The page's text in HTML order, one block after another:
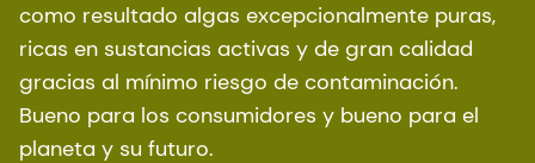
como resultado algas excepcionalmente puras,
ricas en sustancias activas y de gran calidad
gracias al mínimo riesgo de contaminación.
Bueno para los consumidores y bueno para el
planeta y su futuro.